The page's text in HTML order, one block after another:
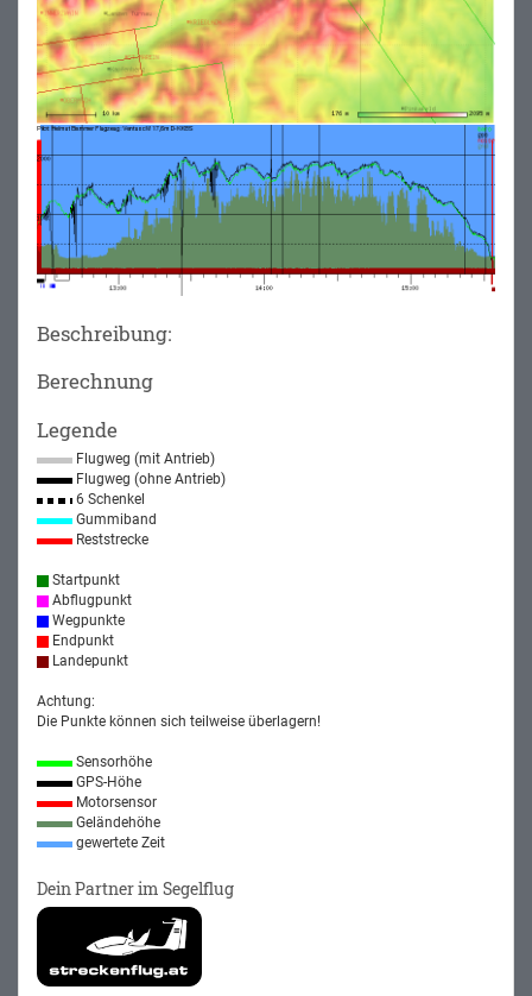
Beschreibung:
Berechnung
Legende
Flugweg (mit Antrieb)
Flugweg (ohne Antrieb)
6 Schenkel
Gummiband
Reststrecke
Startpunkt
Abflugpunkt
Wegpunkte
Endpunkt
Landepunkt
Achtung:
Die Punkte können sich teilweise überlagern!
Sensorhöhe
GPS-Höhe
Motorsensor
Geländehöhe
gewertete Zeit
Dein Partner im Segelflug